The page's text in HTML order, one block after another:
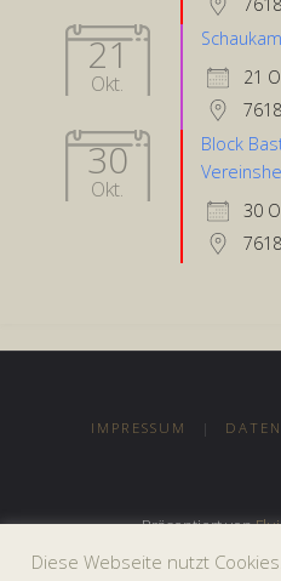
21
Okt.
21
30
Okt.
Block
30
IMPRESSUM |
Präsentiert von
Diese Webseite nutzt